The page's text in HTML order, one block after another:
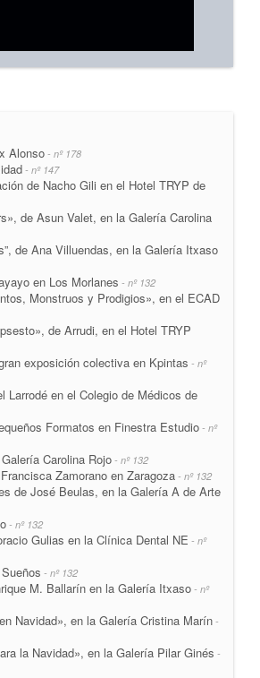
Alonso- nº 178
- nº 147
de Nacho Gili en el Hotel TRYP de
de Asun Valet, en la Galería Carolina
de Ana Villuendas, en la Galería Itxaso
en Los Morlanes - nº 132
Monstruos y Prodigios», en el ECAD
de Arrudi, en el Hotel TRYP
exposición colectiva en Kpintas - nº
Larrodé en el Colegio de Médicos de
Formatos en Finestra Estudio - nº
Carolina Rojo - nº 132
Zamorano en Zaragoza - nº 132
de José Beulas, en la Galería A de Arte
- nº 132
Gulias en la Clínica Dental NE - nº
- nº 132
M. Ballarín en la Galería Itxaso - nº
Navidad», en la Galería Cristina Marín -
la Navidad», en la Galería Pilar Ginés -